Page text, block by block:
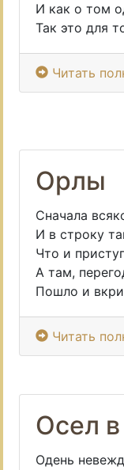
И как о том
Так это для
Читать
Орлы
Сначала
И в строку
Что и
А там,
Пошло и
Читать
Осел
Одень